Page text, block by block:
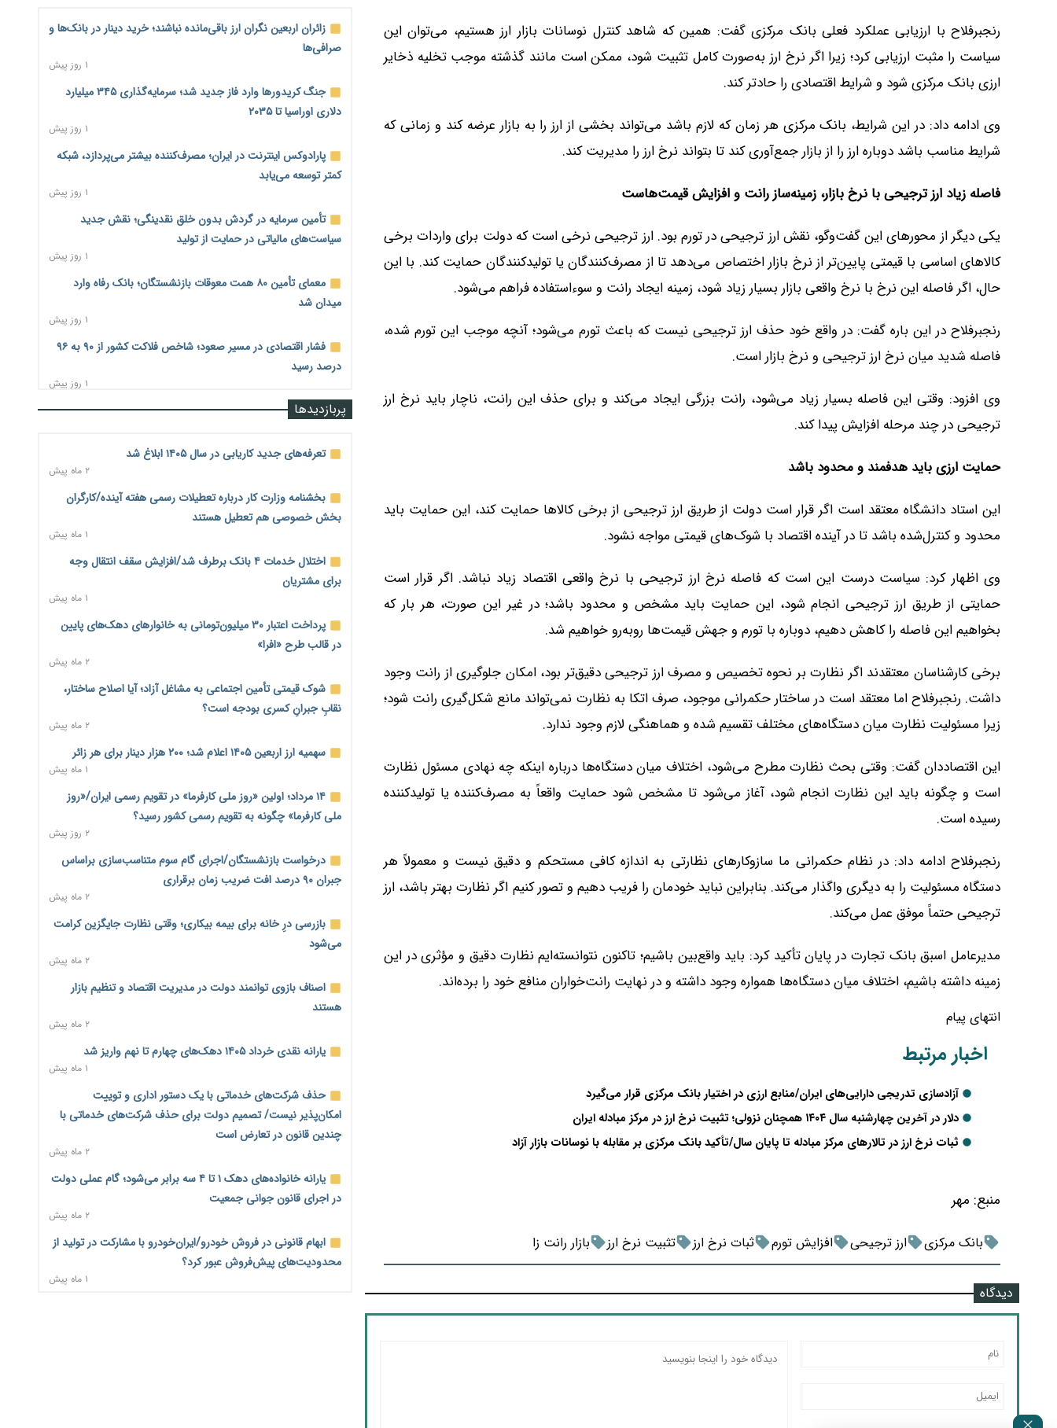
رنجبرفلاح با ارزیابی عملکرد فعلی بانک مرکزی گفت: همین که شاهد کنترل نوسانات بازار ارز هستیم، می‌توان این
سیاست را مثبت ارزیابی کرد؛ زیرا اگر نرخ ارز به‌صورت کامل تثبیت شود، ممکن است مانند گذشته موجب تخلیه ذخایر
ارزی بانک مرکزی شود و شرایط اقتصادی را حادتر کند.
وی ادامه داد: در این شرایط، بانک مرکزی هر زمان که لازم باشد می‌تواند بخشی از ارز را به بازار عرضه کند و زمانی که
شرایط مناسب باشد دوباره ارز را از بازار جمع‌آوری کند تا بتواند نرخ ارز را مدیریت کند.
فاصله زیاد ارز ترجیحی با نرخ بازار، زمینه‌ساز رانت و افزایش قیمت‌هاست
یکی دیگر از محورهای این گفت‌وگو، نقش ارز ترجیحی در تورم بود. ارز ترجیحی نرخی است که دولت برای واردات برخی
کالاهای اساسی با قیمتی پایین‌تر از نرخ بازار اختصاص می‌دهد تا از مصرف‌کنندگان یا تولیدکنندگان حمایت کند. با این
حال، اگر فاصله این نرخ با نرخ واقعی بازار بسیار زیاد شود، زمینه ایجاد رانت و سوءاستفاده فراهم می‌شود.
رنجبرفلاح در این باره گفت: در واقع خود حذف ارز ترجیحی نیست که باعث تورم می‌شود؛ آنچه موجب این تورم شده،
فاصله شدید میان نرخ ارز ترجیحی و نرخ بازار است.
وی افزود: وقتی این فاصله بسیار زیاد می‌شود، رانت بزرگی ایجاد می‌کند و برای حذف این رانت، ناچار باید نرخ ارز
ترجیحی در چند مرحله افزایش پیدا کند.
حمایت ارزی باید هدفمند و محدود باشد
این استاد دانشگاه معتقد است اگر قرار است دولت از طریق ارز ترجیحی از برخی کالاها حمایت کند، این حمایت باید
محدود و کنترل‌شده باشد تا در آینده اقتصاد با شوک‌های قیمتی مواجه نشود.
وی اظهار کرد: سیاست درست این است که فاصله نرخ ارز ترجیحی با نرخ واقعی اقتصاد زیاد نباشد. اگر قرار است
حمایتی از طریق ارز ترجیحی انجام شود، این حمایت باید مشخص و محدود باشد؛ در غیر این صورت، هر بار که
بخواهیم این فاصله را کاهش دهیم، دوباره با تورم و جهش قیمت‌ها روبه‌رو خواهیم شد.
برخی کارشناسان معتقدند اگر نظارت بر نحوه تخصیص و مصرف ارز ترجیحی دقیق‌تر بود، امکان جلوگیری از رانت وجود
داشت. رنجبرفلاح اما معتقد است در ساختار حکمرانی موجود، صرف اتکا به نظارت نمی‌تواند مانع شکل‌گیری رانت شود؛
زیرا مسئولیت نظارت میان دستگاه‌های مختلف تقسیم شده و هماهنگی لازم وجود ندارد.
این اقتصاددان گفت: وقتی بحث نظارت مطرح می‌شود، اختلاف میان دستگاه‌ها درباره اینکه چه نهادی مسئول نظارت
است و چگونه باید این نظارت انجام شود، آغاز می‌شود تا مشخص شود حمایت واقعاً به مصرف‌کننده یا تولیدکننده
رسیده است.
رنجبرفلاح ادامه داد: در نظام حکمرانی ما سازوکارهای نظارتی به اندازه کافی مستحکم و دقیق نیست و معمولاً هر
دستگاه مسئولیت را به دیگری واگذار می‌کند. بنابراین نباید خودمان را فریب دهیم و تصور کنیم اگر نظارت بهتر باشد، ارز
ترجیحی حتماً موفق عمل می‌کند.
مدیرعامل اسبق بانک تجارت در پایان تأکید کرد: باید واقع‌بین باشیم؛ تاکنون نتوانسته‌ایم نظارت دقیق و مؤثری در این
زمینه داشته باشیم، اختلاف میان دستگاه‌ها همواره وجود داشته و در نهایت رانت‌خواران منافع خود را برده‌اند.
انتهای پیام
اخبار مرتبط
آزادسازی تدریجی دارایی‌های ایران/منابع ارزی در اختیار بانک مرکزی قرار می‌گیرد
دلار در آخرین چهارشنبه سال ۱۴۰۴ همچنان نزولی؛ تثبیت نرخ ارز در مرکز مبادله ایران
ثبات نرخ ارز در تالارهای مرکز مبادله تا پایان سال/تأکید بانک مرکزی بر مقابله با نوسانات بازار آزاد
منبع: مهر
بانک مرکزی ارز ترجیحی افزایش تورم ثبات نرخ ارز تثبیت نرخ ارز بازار رانت زا
دیدگاه
زائران اربعین نگران ارز باقی‌مانده نباشند؛ خرید دینار در بانک‌ها و
صرافی‌ها
۱ روز پیش
جنگ کریدورها وارد فاز جدید شد؛ سرمایه‌گذاری ۳۴۵ میلیارد
دلاری اوراسیا تا ۲۰۳۵
۱ روز پیش
پارادوکس اینترنت در ایران؛ مصرف‌کننده بیشتر می‌پردازد، شبکه
کمتر توسعه می‌یابد
۱ روز پیش
تأمین سرمایه در گردش بدون خلق نقدینگی؛ نقش جدید
سیاست‌های مالیاتی در حمایت از تولید
۱ روز پیش
معمای تأمین ۸۰ همت معوقات بازنشستگان؛ بانک رفاه وارد
میدان شد
۱ روز پیش
فشار اقتصادی در مسیر صعود؛ شاخص فلاکت کشور از ۹۰ به ۹۶
درصد رسید
۱ روز پیش
رشد ۷۵ هزار میلیاردی بازار خرید اعتباری؛ فین‌تک‌ها وارد میدان
۱ روز پیش
آغاز اجرای پایلوت «ردا کارت» برای دانشجویان تحصیلات تکمیلی
۱ روز پیش
محدودیت تازه برای شبکه بانکی؛ افزایش سپرده قانونی با هدف
کنترل تورم
۱ روز پیش
ترمز تولید خودرو کشیده شد؛ افت ۲۵ درصدی تیراژ ایران‌خودرو،
سایپا و پارس‌خودرو
۱ روز پیش
بنگاه‌داری بانک‌ها؛ مانع بزرگ خانه‌دار شدن مستأجران
نماینده مجلس: توسعه مرزهای زمینی به راهبرد تأمین کالاهای
اساسی تبدیل شود
۱ روز پیش
خانه کارگر قزوین: شکاف دستمزد و هزینه معیشت هر روز عمیق‌تر
می‌شود
۱ روز پیش
رئیس سازمان امور مالیاتی: بلاگرهای پردرآمد مشمول پرداخت
مالیات هستند
۱ روز پیش
پیش‌بینی افزایش تولید برنج؛ نیاز وارداتی کشور به ۵۰۰ هزار تن
کاهش می‌یابد
۱ روز پیش
میلیارد دلاری
۱ روز پیش
اختیارات جدید گمرکات برای تمدید ورود موقت کالا و خودرو تا
فهرست کالاهای فولادی و فلزات مشمول بازگشت ۱۰۰ درصد ارز
صادراتی ابلاغ شد
۱ روز پیش
مرحله سیزدهم کالابرگ در سایه تورم؛ قدرت خرید یارانه
یک‌میلیونی بیش از پیش آب رفت
۱ روز پیش
۱۴ مرداد؛ اولین «روز ملی کارفرما» در تقویم رسمی ایران/«روز
ملی کارفرما» چگونه به تقویم رسمی کشور رسید؟
۲ روز پیش
پربازدیدها
تعرفه‌های جدید کاریابی در سال ۱۴۰۵ ابلاغ شد
۲ ماه پیش
بخشنامه وزارت کار درباره تعطیلات رسمی هفته آینده/کارگران
بخش خصوصی هم تعطیل هستند
۱ ماه پیش
اختلال خدمات ۴ بانک برطرف شد/افزایش سقف انتقال وجه
برای مشتریان
۱ ماه پیش
پرداخت اعتبار ۳۰ میلیون‌تومانی به خانوارهای دهک‌های پایین
در قالب طرح «افرا»
۲ ماه پیش
شوک قیمتی تأمین اجتماعی به مشاغل آزاد؛ آیا اصلاح ساختار،
نقابِ جبرانِ کسری بودجه است؟
۲ ماه پیش
سهمیه ارز اربعین ۱۴۰۵ اعلام شد؛ ۲۰۰ هزار دینار برای هر زائر
۱ ماه پیش
۱۴ مرداد؛ اولین «روز ملی کارفرما» در تقویم رسمی ایران/«روز
ملی کارفرما» چگونه به تقویم رسمی کشور رسید؟
۲ روز پیش
درخواست بازنشستگان/اجرای گام سوم متناسب‌سازی براساس
جبران ۹۰ درصد افت ضریب زمان برقراری
۲ ماه پیش
بازرسی درِ خانه برای بیمه بیکاری؛ وقتی نظارت جایگزین کرامت
می‌شود
۲ ماه پیش
اصناف بازوی توانمند دولت در مدیریت اقتصاد و تنظیم بازار
هستند
۲ ماه پیش
یارانه نقدی خرداد ۱۴۰۵ دهک‌های چهارم تا نهم واریز شد
۱ ماه پیش
حذف شرکت‌های خدماتی با یک دستور اداری و توییت
امکان‌پذیر نیست/ تصمیم دولت برای حذف شرکت‌های خدماتی با
چندین قانون در تعارض است
۲ ماه پیش
یارانه خانواده‌های دهک ۱ تا ۴ سه برابر می‌شود؛ گام عملی دولت
در اجرای قانون جوانی جمعیت
۲ ماه پیش
ابهام قانونی در فروش خودرو/ایران‌خودرو با مشارکت در تولید از
محدودیت‌های پیش‌فروش عبور کرد؟
۱ ماه پیش